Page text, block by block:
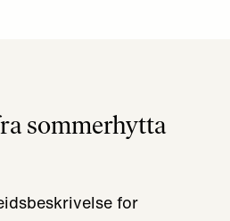
sommerhytta
for